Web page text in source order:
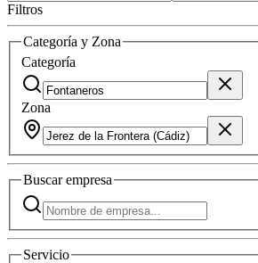
Filtros
Categoría y Zona
Categoría
Zona
Buscarempresa
Servicio